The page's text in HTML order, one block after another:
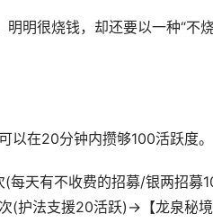
明明很烧钱，却还要以一种“不
在20分钟内攒够100活跃度。
天有不收费的招募/银两招募
(护法支援20活跃)→【龙泉秘